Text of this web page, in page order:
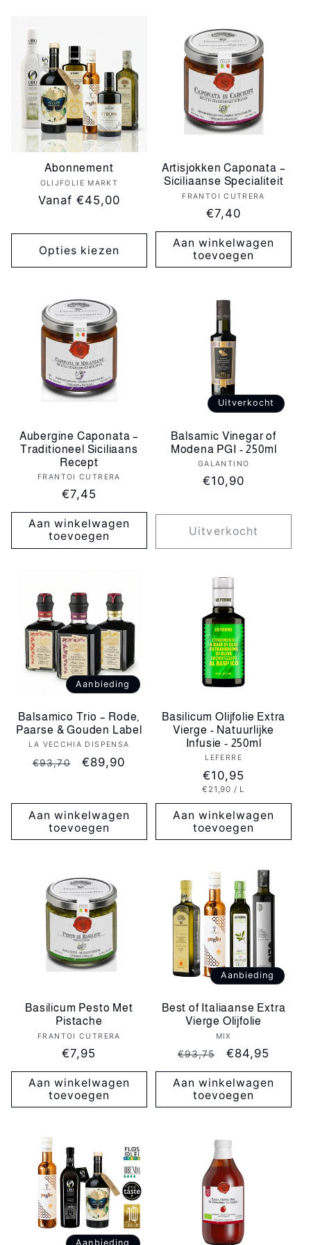
e
:
Abonnement
Verkoper:
OLIJFOLIE MARKT
Normale
Vanaf €45,00
Opties kiezen
Artisjokken Caponata –
Siciliaanse Specialiteit
Verkoper:
FRANTOI CUTRERA
Normale
prijs
€7,40
Aan winkelwagen
toevoegen
Aubergine Caponata –
Traditioneel Siciliaans
Recept
Verkoper:
FRANTOI CUTRERA
Normale
prijs
€7,45
Aan winkelwagen
toevoegen
Uitverkocht
Balsamic Vinegar of
Modena PGI - 250ml
Verkoper:
GALANTINO
Normale
€10,90
Uitverkocht
Aanbieding
Balsamico Trio – Rode,
Paarse & Gouden Label
Verkoper:
LA VECCHIA DISPENSA
Normale
€93,70 Aanbiedingsprijs
€89,90
Aan winkelwagen
toevoegen
Basilicum Olijfolie Extra
Vierge - Natuurlijke
Infusie - 250ml
Verkoper:
LEFERRE
Normale
prijs
€10,95
EENHEIDSPRIJS
€21,90 / PER
L
Aan winkelwagen
toevoegen
Basilicum Pesto Met
Pistache
Verkoper:
FRANTOI CUTRERA
Normale
prijs
€7,95
Aan winkelwagen
toevoegen
Aanbieding
Best of Italiaanse Extra
Vierge Olijfolie
Verkoper:
MIX
Normale
prijs
€93,75 €84,95
Aan winkelwagen
toevoegen
Aanbieding